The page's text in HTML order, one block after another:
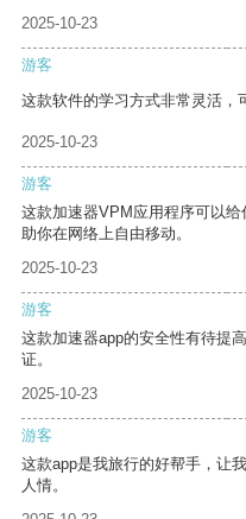
2025-10-23
游客
这款软件的学习方式非常灵活，
2025-10-23
游客
这款加速器VPM应用程序可以
助你在网络上自由移动。
2025-10-23
游客
这款加速器app的安全性有待提
证。
2025-10-23
游客
这款app是我旅行的好帮手，让
人情。